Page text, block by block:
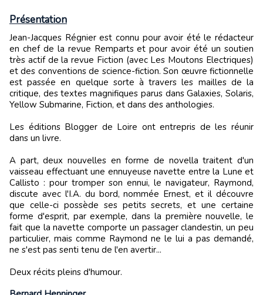
Présentation
Jean-Jacques Régnier est connu pour avoir été le rédacteur
en chef de la revue Remparts et pour avoir été un soutien
très actif de la revue Fiction (avec Les Moutons Electriques)
et des conventions de science-fiction. Son œuvre fictionnelle
est passée en quelque sorte à travers les mailles de la
critique, des textes magnifiques parus dans Galaxies, Solaris,
Yellow Submarine, Fiction, et dans des anthologies.
Les éditions Blogger de Loire ont entrepris de les réunir
dans un livre.
A part, deux nouvelles en forme de novella traitent d'un
vaisseau effectuant une ennuyeuse navette entre la Lune et
Callisto : pour tromper son ennui, le navigateur, Raymond,
discute avec l'I.A. du bord, nommée Ernest, et il découvre
que celle-ci possède ses petits secrets, et une certaine
forme d'esprit, par exemple, dans la première nouvelle, le
fait que la navette comporte un passager clandestin, un peu
particulier, mais comme Raymond ne le lui a pas demandé,
ne s'est pas senti tenu de l'en avertir...
Deux récits pleins d'humour.